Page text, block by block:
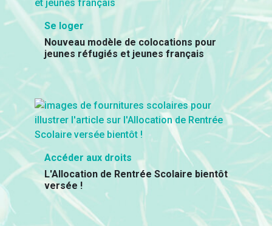
Se loger
Nouveau modèle de colocations pour
jeunes réfugiés et jeunes français
Accéder aux droits
L'Allocation de Rentrée Scolaire bientôt
versée !